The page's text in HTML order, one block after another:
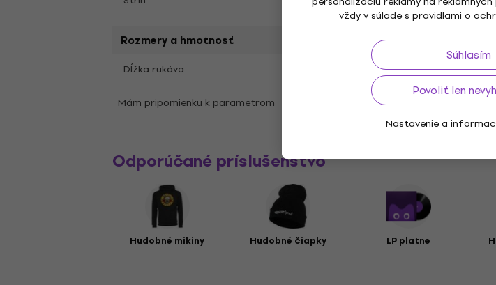
vždy v súlade s pravidlami o
Súhlasím
Povoliť len
Nastavenie a
Rozmery a hmotnosť
Dĺžka rukáva
Mám pripomienku k parametrom
Odporúčané príslušenstvo
Hudobné mikiny Hudobné čiapky LP platne